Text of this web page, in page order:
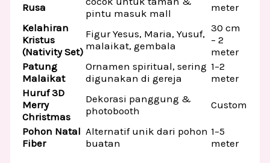
Rusa
pintu masuk mall
meter
Kelahiran
Kristus
(Nativity Set)
Figur Yesus, Maria, Yusuf,
malaikat, gembala
30 cm
– 2
meter
Patung
Malaikat
Ornamen spiritual, sering
digunakan di gereja
1–2
meter
Huruf 3D
Merry
Christmas
Dekorasi panggung &
photobooth
Custom
Pohon Natal
Fiber
Alternatif unik dari pohon
buatan
1–5
meter